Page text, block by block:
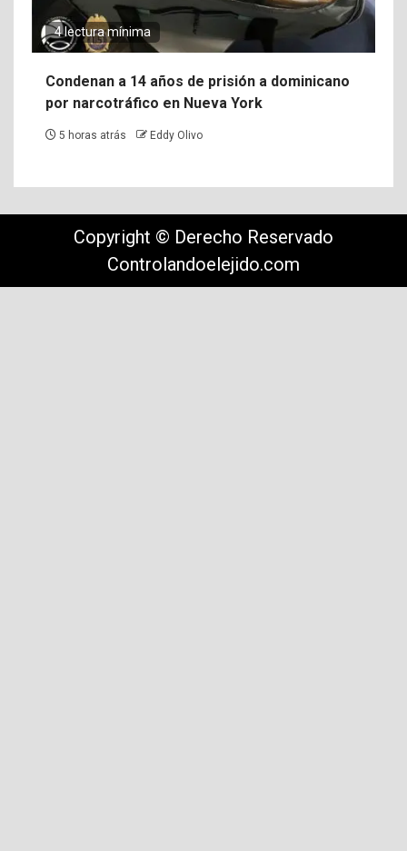
4 lectura mínima
Condenan a 14 años de prisión a dominicano
por narcotráfico en Nueva York
5 horas atrás Eddy Olivo
Copyright © Derecho Reservado
Controlandoelejido.com